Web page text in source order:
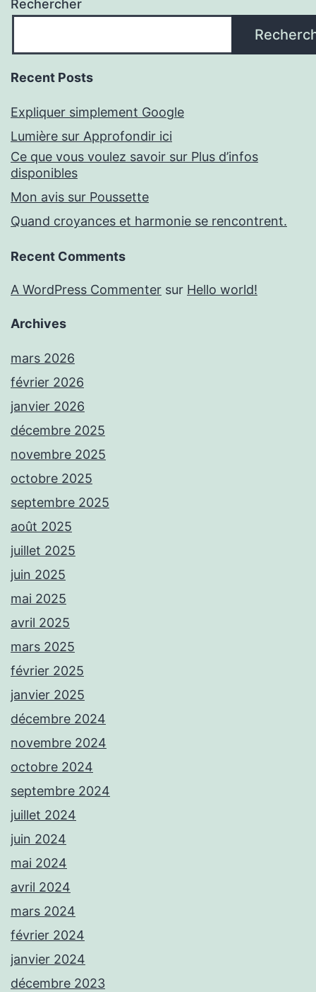
Rechercher
Recent Posts
Expliquer simplement Google
Lumière sur Approfondir ici
Ce que vous voulez savoir sur Plus d’infos
disponibles
Mon avis sur Poussette
Quand croyances et harmonie se rencontrent.
Recent Comments
A WordPress Commenter sur Hello world!
Archives
mars 2026
février 2026
janvier 2026
décembre 2025
novembre 2025
octobre 2025
septembre 2025
août 2025
juillet 2025
juin 2025
mai 2025
avril 2025
mars 2025
février 2025
janvier 2025
décembre 2024
novembre 2024
octobre 2024
septembre 2024
juillet 2024
juin 2024
mai 2024
avril 2024
mars 2024
février 2024
janvier 2024
décembre 2023